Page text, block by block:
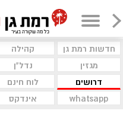
חדשות רמת גן קהילה
מגזין
נדל"ן
דרושים
לוח חינם
whatsapp
אינדקס